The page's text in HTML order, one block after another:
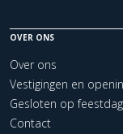
OVER ONS
Over ons
Vestigingen en
Gesloten op
Contact